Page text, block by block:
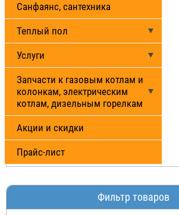
Санфаянс, сантехника
Теплый пол
Услуги
Запчасти к газовым котлам и
колонкам, электрическим
котлам, дизельным горелкам
Акции и скидки
Прайс-лист
Фильтр товаров